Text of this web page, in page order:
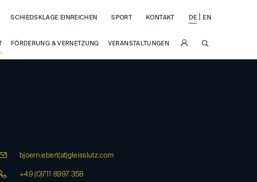
FÖRDERUNG & VERNETZUNG VERANSTALTUNGEN
SCHIEDSKLAGE EINREICHEN SPORT KONTAKT DE EN
bjoern.ebert(at)gleisslutz.com
+49 (0)711 8997 358